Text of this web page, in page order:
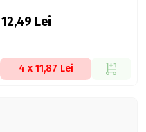
12,49 Lei
4 x 11,87 Lei